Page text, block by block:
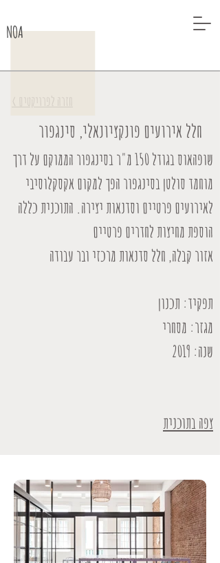
NOA
< חזרה לפרויקטים
חלל אירועים פונקציונאלי, סינגפור
שופהאוס בגודל 150 מ"ר בסינגפור הממוקם על דרך
מוחמד סולטן בסינגפור הפך למקום אקסקלוסיבי
לאירועים פרטיים וסדנאות יצירה. התוכנית כללה
הוספת מחיצות לחדרים פרטיים
אזור קבלה, חלל סדנאות מרכזי ובר עבודה
תפקיד: תכנון
מגזר: מסחרי
שנה: 2019
צפה בתוכנית